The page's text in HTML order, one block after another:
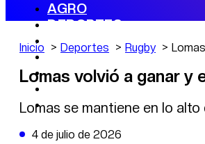
AGRO
DEPORTES
ECONOMÍA
POLÍTICA
CAMBIO CLIMÁTICO
DE LA TRIBUNA TV
Inicio Deportes Rugby
Lomas volvió a ganar y
Lomas se mantiene en lo
4 de julio de 2026